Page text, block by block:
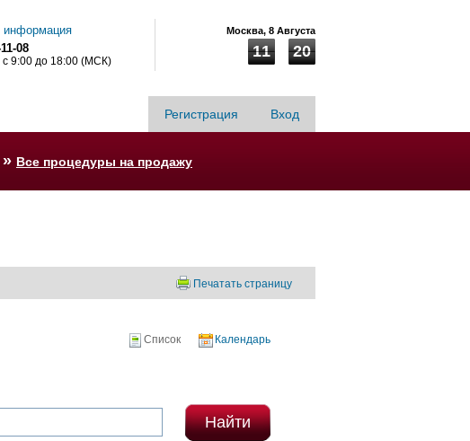
информация
08
9:00 до 18:00 (МСК)
Москва, 8 Августа
20
11
Регистрация Вход
» Все процедуры на продажу
Печатать страницу
Список Календарь
Найти